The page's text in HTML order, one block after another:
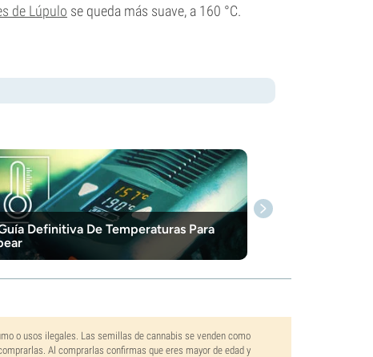
de Lúpulo se queda más suave, a 160 °C.
Definitiva De Temperaturas Para
o usos ilegales. Las semillas de cannabis se venden como
Al comprarlas confirmas que eres mayor de edad y